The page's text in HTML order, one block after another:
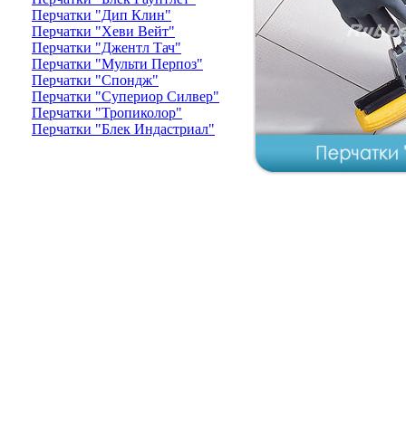
Перчатки "Дип Клин"
Перчатки "Хеви Вейт"
Перчатки "Джентл Тач"
Перчатки "Мульти Перпоз"
Перчатки "Спондж"
Перчатки "Супериор Силвер"
Перчатки "Тропиколор"
Перчатки "Блек Индастриал"